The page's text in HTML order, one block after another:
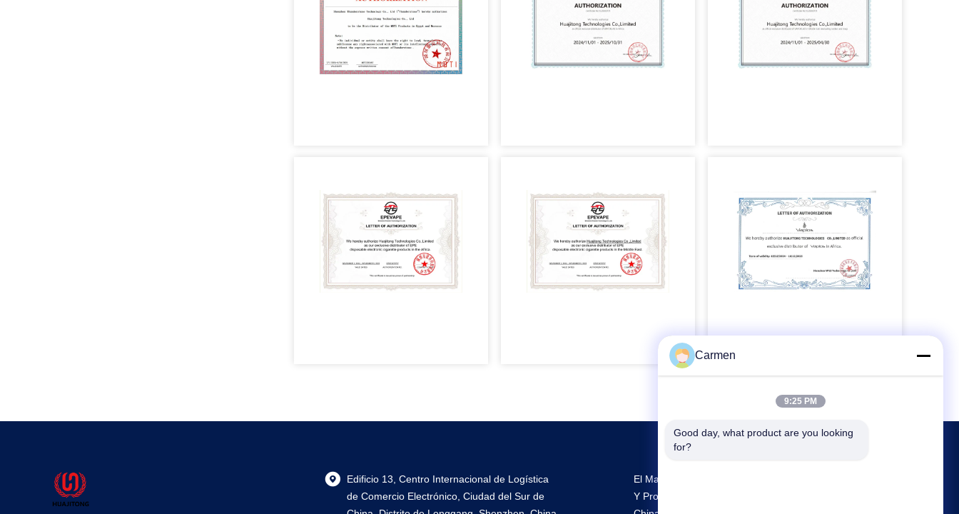
Edificio 13, Centro Internacional de Logística
de Comercio Electrónico, Ciudad del Sur de
El Mayor Centro De Investigación Y Desarrollo
Y Producción Disposable Vape Proveedor En
Carmen
9:25 PM
Good day, what product are you looking
for?